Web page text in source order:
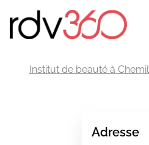
Institut de beauté à
Adresse